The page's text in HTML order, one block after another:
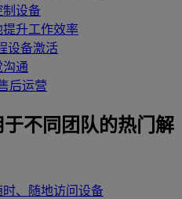
制设备
提升工作效率
设备激活
沟通
后运营
于不同团队的热门解
时、随地访问设备